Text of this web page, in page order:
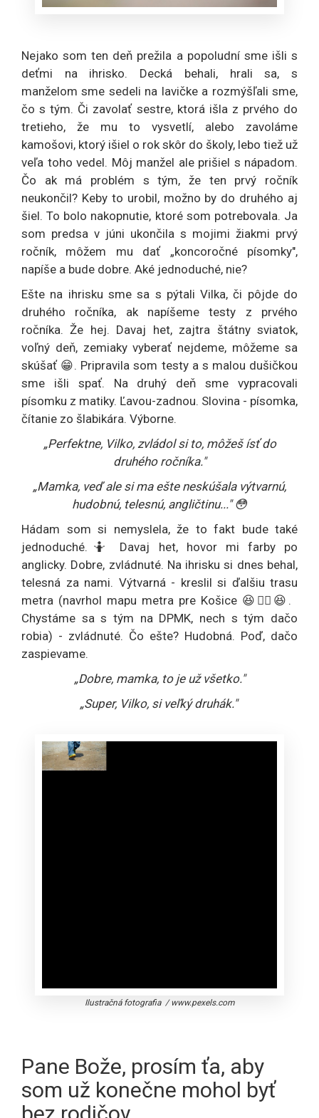
Nejako som ten deň prežila a popoludní sme išli s
deťmi na ihrisko. Decká behali, hrali sa, s
manželom sme sedeli na lavičke a rozmýšľali sme,
čo s tým. Či zavolať sestre, ktorá išla z prvého do
tretieho, že mu to vysvetlí, alebo zavoláme
kamošovi, ktorý išiel o rok skôr do školy, lebo tiež už
veľa toho vedel. Môj manžel ale prišiel s nápadom.
Čo ak má problém s tým, že ten prvý ročník
neukončil? Keby to urobil, možno by do druhého aj
šiel. To bolo nakopnutie, ktoré som potrebovala. Ja
som predsa v júni ukončila s mojimi žiakmi prvý
ročník, môžem mu dať „koncoročné písomky",
napíše a bude dobre. Aké jednoduché, nie?
Ešte na ihrisku sme sa s pýtali Vilka, či pôjde do
druhého ročníka, ak napíšeme testy z prvého
ročníka. Že hej. Davaj het, zajtra štátny sviatok,
voľný deň, zemiaky vyberať nejdeme, môžeme sa
skúšať 😁. Pripravila som testy a s malou dušičkou
sme išli spať. Na druhý deň sme vypracovali
písomku z matiky. Ľavou-zadnou. Slovina - písomka,
čítanie zo šlabikára. Výborne.
„Perfektne, Vilko, zvládol si to, môžeš ísť do
druhého ročníka."
„Mamka, veď ale si ma ešte neskúšala výtvarnú,
hudobnú, telesnú, angličtinu..." 😳
Hádam som si nemyslela, že to fakt bude také
jednoduché.🤷 Davaj het, hovor mi farby po
anglicky. Dobre, zvládnuté. Na ihrisku si dnes behal,
telesná za nami. Výtvarná - kreslil si ďalšiu trasu
metra (navrhol mapu metra pre Košice 😆🤷‍♀️😆.
Chystáme sa s tým na DPMK, nech s tým dačo
robia) - zvládnuté. Čo ešte? Hudobná. Poď, dačo
zaspievame.
„Dobre, mamka, to je už všetko."
„Super, Vilko, si veľký druhák."
Ilustračná fotografia /www.pexels.com
Pane Bože, prosím ťa, aby
som už konečne mohol byť